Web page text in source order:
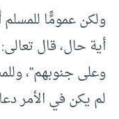
ولكن عمومًًا
أية حال، قال
وعلى جنوبهم”،
لم يكن في الأمر